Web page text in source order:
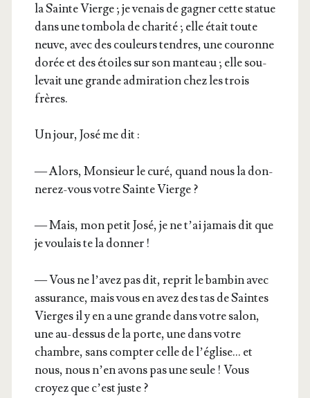
la Sainte Vierge ; je venais de gagner cette sta­tue
dans une tom­bo­la de cha­ri­té ; elle était toute
neuve, avec des cou­leurs tendres, une cou­ronne
dorée et des étoiles sur son man­teau ; elle sou­
le­vait une grande admi­ra­tion chez les trois
frères.
Un jour, José me dit :
— Alors, Mon­sieur le curé, quand nous la don­
ne­rez-vous votre Sainte Vierge ?
— Mais, mon petit José, je ne t’ai jamais dit que
je vou­lais te la donner !
— Vous ne l’a­vez pas dit, reprit le bam­bin avec
assu­rance, mais vous en avez des tas de Saintes
Vierges il y en a une grande dans votre salon,
une au-des­sus de la porte, une dans votre
chambre, sans comp­ter celle de l’é­glise… et
nous, nous n’en avons pas une seule ! Vous
croyez que c’est juste ?